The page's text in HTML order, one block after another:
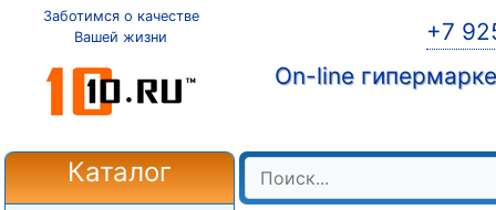
Заботимся о качестве
Вашей жизни
+7
On-line
Каталог